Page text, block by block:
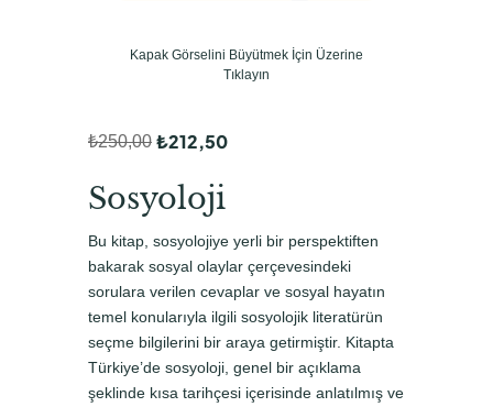
Kapak Görselini Büyütmek İçin Üzerine
Tıklayın
₺250,00
r
j
i
n
a
l
₺212,50
u
n
d
a
k
i
Sosyoloji
Bu kitap, sosyolojiye yerli bir perspektiften
bakarak sosyal olaylar çerçevesindeki
sorulara verilen cevaplar ve sosyal hayatın
temel konularıyla ilgili sosyolojik literatürün
seçme bilgilerini bir araya getirmiştir. Kitapta
Türkiye’de sosyoloji, genel bir açıklama
şeklinde kısa tarihçesi içerisinde anlatılmış ve